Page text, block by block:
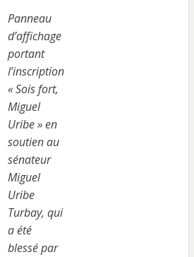
Panneau
d’affichage
portant
l’inscription
« Sois fort,
Miguel
Uribe » en
soutien au
sénateur
Miguel
Uribe
Turbay, qui
a été
blessé par